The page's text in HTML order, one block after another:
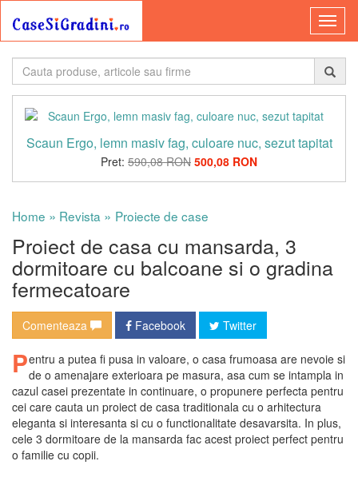
Scaun Ergo, lemn masiv fag, culoare nuc, sezut tapitat
Pret: 590,08 RON 500,08 RON
Home » Revista » Proiecte de case
Proiect de casa cu mansarda, 3
dormitoare cu balcoane si o gradina
fermecatoare
Comenteaza Facebook Twitter
Pentru a putea fi pusa in valoare, o casa frumoasa are nevoie si
de o amenajare exterioara pe masura, asa cum se intampla in
cazul casei prezentate in continuare, o propunere perfecta pentru
cei care cauta un proiect de casa traditionala cu o arhitectura
eleganta si interesanta si cu o functionalitate desavarsita. In plus,
cele 3 dormitoare de la mansarda fac acest proiect perfect pentru
o familie cu copii.